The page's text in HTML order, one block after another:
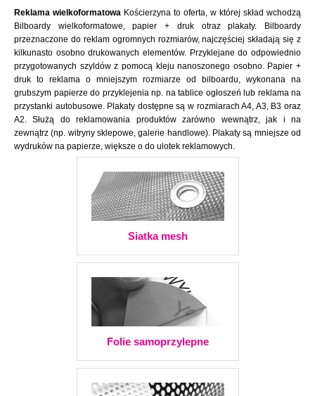
Reklama wielkoformatowa Kościerzyna to oferta, w której skład wchodzą
Bilboardy wielkoformatowe, papier + druk otraz plakaty. Bilboardy
przeznaczone do reklam ogromnych rozmiarów, najczęściej składają się z
kilkunasto osobno drukowanych elementów. Przyklejane do odpowiednio
przygotowanych szyldów z pomocą kleju nanoszonego osobno. Papier +
druk to reklama o mniejszym rozmiarze od bilboardu, wykonana na
grubszym papierze do przyklejenia np. na tablice ogłoszeń lub reklama na
przystanki autobusowe. Plakaty dostępne są w rozmiarach A4, A3, B3 oraz
A2. Służą do reklamowania produktów zarówno wewnątrz, jak i na
zewnątrz (np. witryny sklepowe, galerie handlowe). Plakaty są mniejsze od
wydruków na papierze, większe o do ulotek reklamowych.
Siatka mesh
Folie samoprzylepne